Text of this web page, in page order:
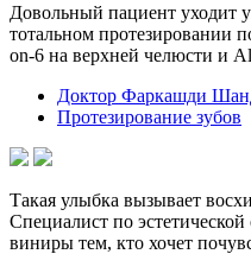
Довольный пациент уходит
тотальном протезировании
on-6 на верхней челюсти и
Доктор Фаркашди
Протезирование зубов
Такая улыбка вызывает
Специалист по
виниры тем, кто хочет